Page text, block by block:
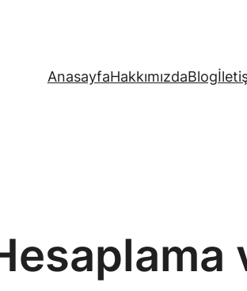
AnasayfaHakkımızdaBlog